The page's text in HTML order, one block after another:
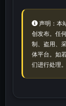
声明：本
创发布。任
制、盗用、
体平台。如
们进行处理。